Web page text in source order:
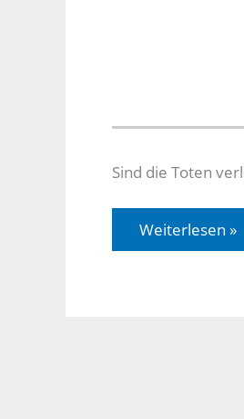
Sind die Toten
Offenbarung
Weiterlesen »